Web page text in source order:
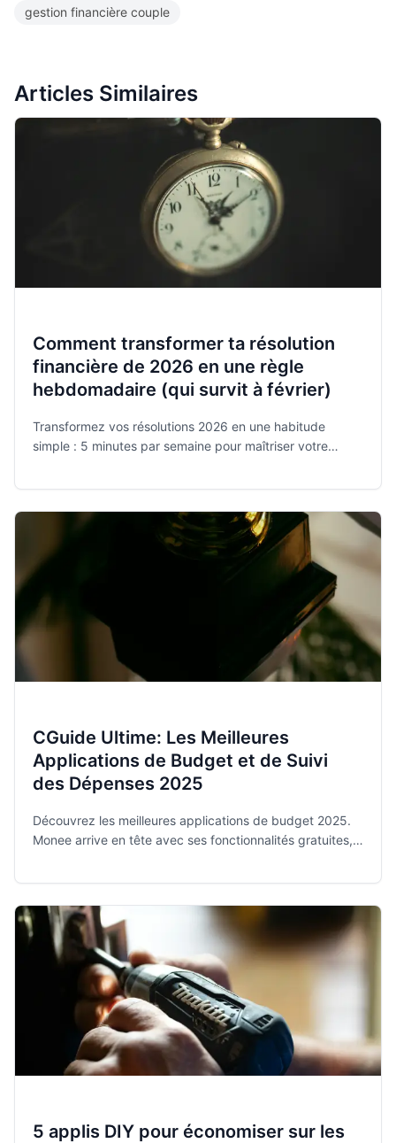
gestion financière couple
Articles Similaires
Comment transformer ta résolution
financière de 2026 en une règle
hebdomadaire (qui survit à février)
Transformez vos résolutions 2026 en une habitude
simple : 5 minutes par semaine pour maîtriser votre
CGuide Ultime: Les Meilleures
Applications de Budget et de Suivi
des Dépenses 2025
Découvrez les meilleures applications de budget 2025.
Monee arrive en tête avec ses fonctionnalités gratuites,
5 applis DIY pour économiser sur les